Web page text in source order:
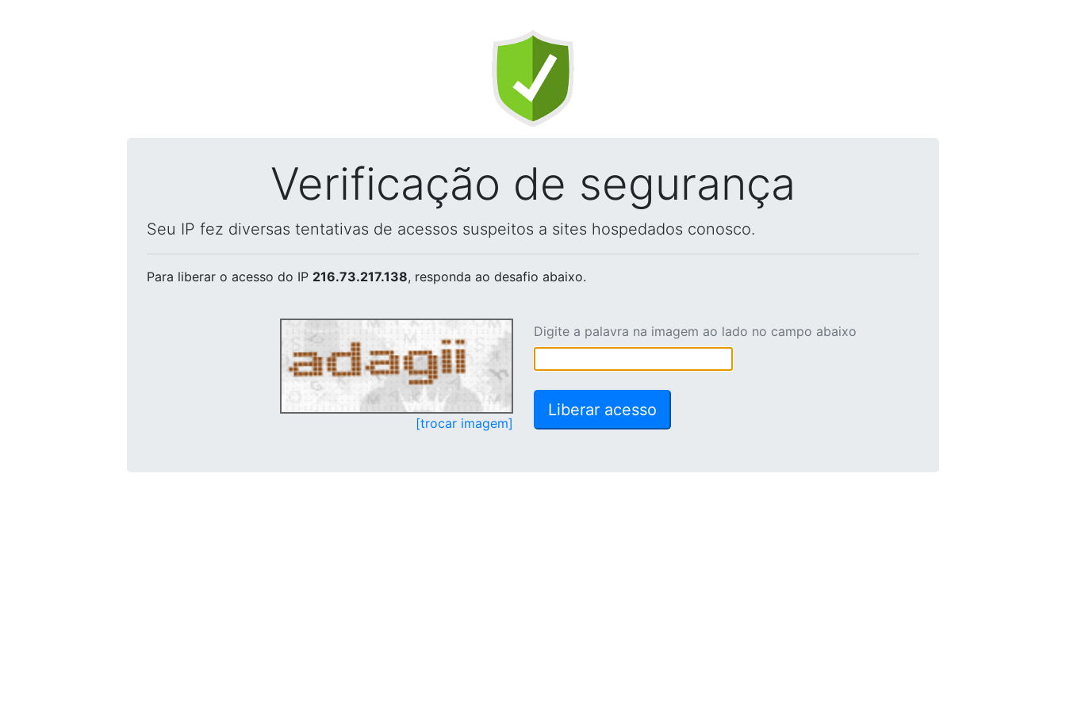
Verificação de segurança
Seu IP fez diversas tentativas de acessos suspeitos a sites hospedados conosco.
Para liberar o acesso do IP 216.73.217.138, responda ao desafio abaixo.
[trocar imagem]
Digite a palavra na imagem ao lado no campo abaixo